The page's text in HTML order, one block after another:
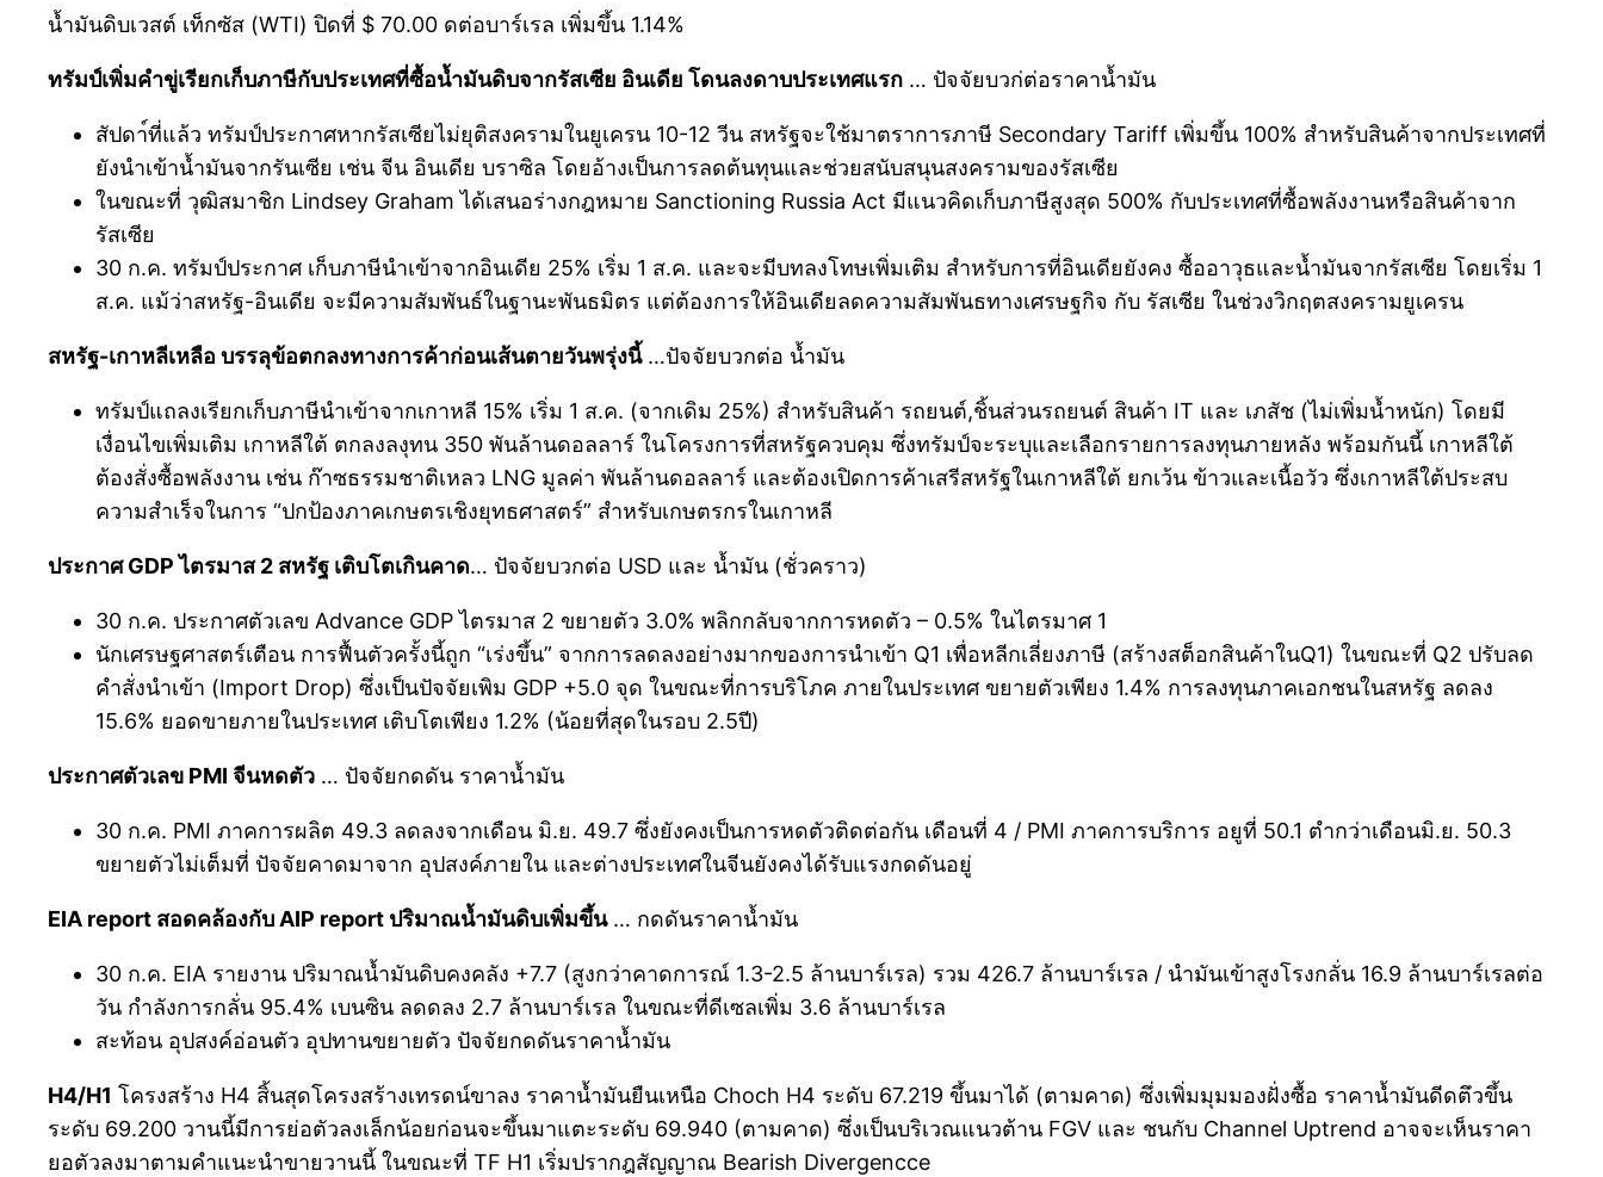
น้ำมันดิบเวสต์ เท็กซัส (WTI) ปิดที่ $ 70.00 ดต่อบาร์เรล เพิ่มขึ้น 1.14%
ทรัมป์เพิ่มคำขู่เรียกเก็บภาษีกับประเทศที่ซื้อน้ำมันดิบจากรัสเซีย อินเดีย โดนลงดาบประเทศแรก … ปัจจัยบวก่ต่อราคาน้ำมัน
สัปดา์ที่แล้ว ทรัมป์ประกาศหากรัสเซียไม่ยุติสงครามในยูเครน 10-12 วีน สหรัฐจะใช้มาตราการภาษี Secondary Tariff เพิ่มขึ้น 100% สำหรับสินค้าจากประเทศที่
ยังนำเข้าน้ำมันจากรันเซีย เช่น จีน อินเดีย บราซิล โดยอ้างเป็นการลดต้นทุนและช่วยสนับสนุนสงครามของรัสเซีย
ในขณะที่ วุฒิสมาชิก Lindsey Graham ได้เสนอร่างกฎหมาย Sanctioning Russia Act มีแนวคิดเก็บภาษีสูงสุด 500% กับประเทศที่ซื้อพลังงานหรือสินค้าจาก
รัสเซีย
30 ก.ค. ทรัมป์ประกาศ เก็บภาษีนำเข้าจากอินเดีย 25% เริ่ม 1 ส.ค. และจะมีบทลงโทษเพิ่มเติม สำหรับการที่อินเดียยังคง ซื้ออาวุธและน้ำมันจากรัสเซีย โดยเริ่ม 1
ส.ค. แม้ว่าสหรัฐ-อินเดีย จะมีความสัมพันธ์ในฐานะพันธมิตร แต่ต้องการให้อินเดียลดความสัมพันธทางเศรษฐกิจ กับ รัสเซีย ในช่วงวิกฤตสงครามยูเครน
สหรัฐ-เกาหลีเหลือ บรรลุข้อตกลงทางการค้าก่อนเส้นตายวันพรุ่งนี้…ปัจจัยบวกต่อ น้ำมัน
ทรัมป์แถลงเรียกเก็บภาษีนำเข้าจากเกาหลี 15% เริ่ม 1 ส.ค. (จากเดิม 25%) สำหรับสินค้า รถยนต์,ชิ้นส่วนรถยนต์ สินค้า IT และ เภสัช (ไม่เพิ่มน้ำหนัก) โดยมี
เงื่อนไขเพิ่มเติม เกาหลีใต้ ตกลงลงุทน 350 พันล้านดอลลาร์ ในโครงการที่สหรัฐควบคุม ซึ่งทรัมป์จะระบุและเลือกรายการลงทุนภายหลัง พร้อมกันนี้ เกาหลีใต้
ต้องสั่งซื้อพลังงาน เช่น ก๊าซธรรมชาติเหลว LNG มูลค่า พันล้านดอลลาร์ และต้องเปิดการค้าเสรีสหรัฐในเกาหลีใต้ ยกเว้น ข้าวและเนื้อวัว ซึ่งเกาหลีใต้ประสบ
ความสำเร็จในการ “ปกป้องภาคเกษตรเชิงยุทธศาสตร์” สำหรับเกษตรกรในเกาหลี
ประกาศ GDP ไตรมาส 2 สหรัฐ เติบโตเกินคาด… ปัจจัยบวกต่อ USD และ น้ำมัน (ชั่วคราว)
30 ก.ค. ประกาศตัวเลข Advance GDP ไตรมาส 2 ขยายตัว 3.0% พลิกกลับจากการหดตัว – 0.5% ในไตรมาศ 1
นักเศรษฐศาสตร์เตือน การฟื้นตัวครั้งนี้ถูก “เร่งขึ้น” จากการลดลงอย่างมากของการนำเข้า Q1 เพื่อหลีกเลี่ยงภาษี (สร้างสต็อกสินค้าในQ1) ในขณะที่ Q2 ปรับลด
คำสั่งนำเข้า (Import Drop) ซึ่งเป็นปัจจัยเพิม GDP +5.0 จุด ในขณะที่การบริโภค ภายในประเทศ ขยายตัวเพียง 1.4% การลงทุนภาคเอกชนในสหรัฐ ลดลง
15.6% ยอดขายภายในประเทศ เติบโตเพียง 1.2% (น้อยที่สุดในรอบ 2.5ปี)
ประกาศตัวเลข PMI จีนหดตัว … ปัจจัยกดดัน ราคาน้ำมัน
30 ก.ค. PMI ภาคการผลิต 49.3 ลดลงจากเดือน มิ.ย. 49.7 ซึ่งยังคงเป็นการหดตัวติดต่อกัน เดือนที่ 4 / PMI ภาคการบริการ อยูที่ 50.1 ตำกว่าเดือนมิ.ย. 50.3
ขยายตัวไม่เต็มที่ ปัจจัยคาดมาจาก อุปสงค์ภายใน และต่างประเทศในจีนยังคงได้รับแรงกดดันอยู่
EIA report สอดคล้องกับ AIP report ปริมาณน้ำมันดิบเพิ่มขึ้น… กดดันราคาน้ำมัน
30 ก.ค. EIA รายงาน ปริมาณน้ำมันดิบคงคลัง +7.7 (สูงกว่าคาดการณ์ 1.3-2.5 ล้านบาร์เรล) รวม 426.7 ล้านบาร์เรล / นำมันเข้าสูงโรงกลั่น 16.9 ล้านบาร์เรลต่อ
วัน กำลังการกลั่น 95.4% เบนซิน ลดดลง 2.7 ล้านบาร์เรล ในขณะที่ดีเซลเพิ่ม 3.6 ล้านบาร์เรล
สะท้อน อุปสงค์อ่อนตัว อุปทานขยายตัว ปัจจัยกดดันราคาน้ำมัน
H4/H1 โครงสร้าง H4 สิ้นสุดโครงสร้างเทรดน์ขาลง ราคาน้ำมันยืนเหนือ Choch H4 ระดับ 67.219 ขึ้นมาได้ (ตามคาด) ซึ่งเพิ่มมุมมองฝั่งซื้อ ราคาน้ำมันดีดตึวขึ้น
ระดับ 69.200 วานนี้มีการย่อตัวลงเล็กน้อยก่อนจะขึ้นมาแตะระดับ 69.940 (ตามคาด) ซึ่งเป็นบริเวณแนวต้าน FGV และ ชนกับ Channel Uptrend อาจจะเห็นราคา
ยอตัวลงมาตามคำแนะนำขายวานนี้ ในขณะที่ TF H1 เริ่มปรากฎสัญญาณ Bearish Divergencce